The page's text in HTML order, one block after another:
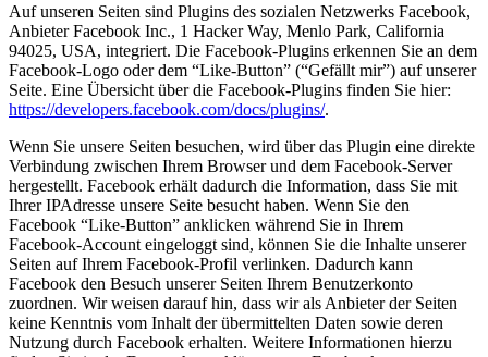
Auf unseren Seiten sind Plugins des sozialen Netzwerks Facebook,
Anbieter Facebook Inc., 1 Hacker Way, Menlo Park, California
94025, USA, integriert. Die Facebook-Plugins erkennen Sie an dem
Facebook-Logo oder dem “Like-Button” (“Gefällt mir”) auf unserer
Seite. Eine Übersicht über die Facebook-Plugins finden Sie hier:
https://developers.facebook.com/docs/plugins/.
Wenn Sie unsere Seiten besuchen, wird über das Plugin eine direkte
Verbindung zwischen Ihrem Browser und dem Facebook-Server
hergestellt. Facebook erhält dadurch die Information, dass Sie mit
Ihrer IPAdresse unsere Seite besucht haben. Wenn Sie den
Facebook “Like-Button” anklicken während Sie in Ihrem
Facebook-Account eingeloggt sind, können Sie die Inhalte unserer
Seiten auf Ihrem Facebook-Profil verlinken. Dadurch kann
Facebook den Besuch unserer Seiten Ihrem Benutzerkonto
zuordnen. Wir weisen darauf hin, dass wir als Anbieter der Seiten
keine Kenntnis vom Inhalt der übermittelten Daten sowie deren
Nutzung durch Facebook erhalten. Weitere Informationen hierzu